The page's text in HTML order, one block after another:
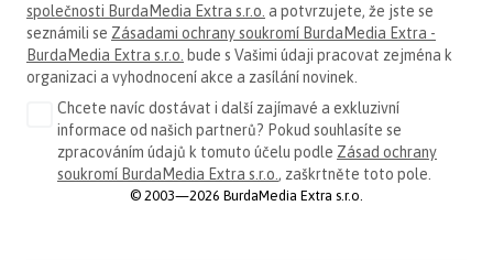
společnosti BurdaMedia Extra s.r.o. a potvrzujete, že jste se
seznámili se Zásadami ochrany soukromí BurdaMedia Extra -
BurdaMedia Extra s.r.o. bude s Vašimi údaji pracovat zejména k
organizaci a vyhodnocení akce a zasílání novinek.
Chcete navíc dostávat i další zajímavé a exkluzivní
informace od našich partnerů? Pokud souhlasíte se
zpracováním údajů k tomuto účelu podle Zásad ochrany
soukromí BurdaMedia Extra s.r.o. , zaškrtněte toto pole.
© 2003—2026 BurdaMedia Extra s.r.o.